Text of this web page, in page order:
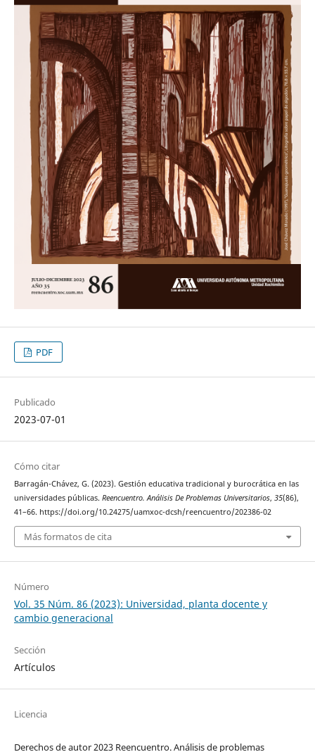
PDF
Publicado
2023-07-01
Cómo citar
Barragán-Chávez, G. (2023). Gestión educativa tradicional y burocrática en las
universidades públicas. Reencuentro. Análisis De Problemas Universitarios, 35(86),
41–66. https://doi.org/10.24275/uamxoc-dcsh/reencuentro/202386-02
Más formatos de cita
Número
Vol. 35 Núm. 86 (2023): Universidad, planta docente y
cambio generacional
Sección
Artículos
Licencia
Derechos de autor 2023 Reencuentro. Análisis de problemas